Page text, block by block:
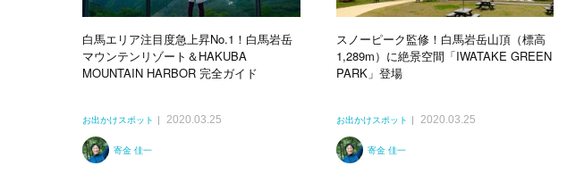
白馬エリア注目度急上昇No.1！白馬岩岳
マウンテンリゾート＆HAKUBA
MOUNTAIN HARBOR 完全ガイド
お出かけスポット 2020.03.25
寄金 佳一
スノーピーク監修！白馬岩岳山頂（標高
1,289m）に絶景空間「IWATAKE GREEN
PARK」登場
お出かけスポット 2020.03.25
寄金 佳一